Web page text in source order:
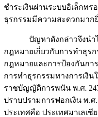
ชำระเงินผ่านระบบอิเล็กทร
ธุรกรรมมีความสะดวกมาก
ปัญหาดังกล่าวจึงนำ
กฎหมายเกี่ยวกับการทำธุร
กฎหมายและการป้องกันกา
การทำธุรกรรมทางการเงิ
ราชบัญญัติการพนัน พ.ศ.
ปราบปรามการฟอกเงิน พ.ศ
ประเทศคือ ประเทศมาเลเ